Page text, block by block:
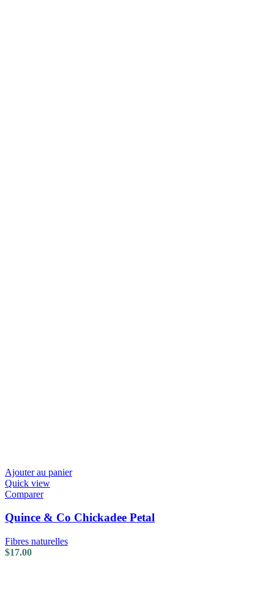
Ajouter au panier
Quick view
Comparer
Quince & Co Chickadee Petal
Fibres naturelles
$17.00